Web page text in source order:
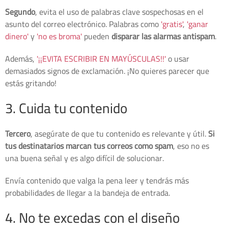
Segundo, evita el uso de palabras clave sospechosas en el
asunto del correo electrónico. Palabras como'gratis', 'ganar
dinero'y'no es broma'puedendisparar las alarmas antispam.
Además, '¡¡EVITA ESCRIBIR EN MAYÚSCULAS!!'o usar
demasiados signos de exclamación. ¡No quieres parecer que
estás gritando!
3. Cuida tu contenido
Tercero, asegúrate de que tu contenido es relevante y útil.Si
tus destinatarios marcan tus correos como spam, eso no es
una buena señal y es algo difícil de solucionar.
Envía contenido que valga la pena leer y tendrás más
probabilidades de llegar a la bandeja de entrada.
4. No te excedas con el diseño